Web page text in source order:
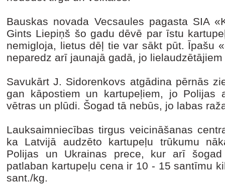
Bauskas novada Vecsaules pagasta SIA
Gints Liepiņš šo gadu dēvē par īstu
nemigloja, lietus dēļ tie var sākt pūt. Īpašu
neparedz arī jaunajā gadā, jo
Savukārt J. Sidorenkovs atgādina pērnās
gan kāpostiem un kartupeļiem, jo Polijas
vētras un plūdi. Šogad tā nebūs, jo labas
Lauksaimniecības tirgus veicināšanas
ka Latvijā audzēto kartupeļu trūkumu
Polijas un Ukrainas prece, kur arī
patlaban kartupeļu cena ir 10 - 15 santīmu
sant./kg.